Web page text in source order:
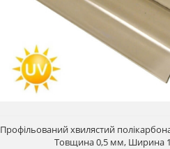
Профільований хвилястий
Товщина 0,5 мм, Ширина